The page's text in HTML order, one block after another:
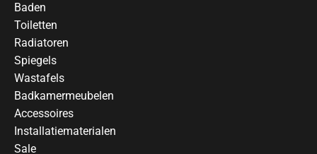
Baden
Toiletten
Radiatoren
Spiegels
Wastafels
Badkamermeubelen
Accessoires
Installatiematerialen
Sale